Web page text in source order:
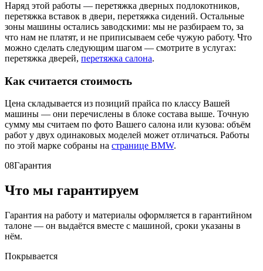
Наряд этой работы — перетяжка дверных подлокотников,
перетяжка вставок в двери, перетяжка сидений. Остальные
зоны машины остались заводскими: мы не разбираем то, за
что нам не платят, и не приписываем себе чужую работу. Что
можно сделать следующим шагом — смотрите в услугах:
перетяжка дверей, перетяжка салона.
Как считается стоимость
Цена складывается из позиций прайса по классу Вашей
машины — они перечислены в блоке состава выше. Точную
сумму мы считаем по фото Вашего салона или кузова: объём
работ у двух одинаковых моделей может отличаться. Работы
по этой марке собраны на странице BMW.
08Гарантия
Что мы гарантируем
Гарантия на работу и материалы оформляется в гарантийном
талоне — он выдаётся вместе с машиной, сроки указаны в
нём.
Покрывается